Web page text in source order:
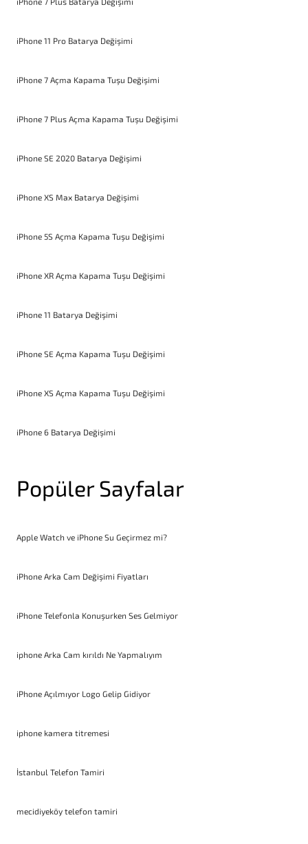
iPhone 11 Pro Batarya Değişimi
iPhone 7 Açma Kapama Tuşu Değişimi
iPhone 7 Plus Açma Kapama Tuşu Değişimi
iPhone SE 2020 Batarya Değişimi
iPhone XS Max Batarya Değişimi
iPhone 5S Açma Kapama Tuşu Değişimi
iPhone XR Açma Kapama Tuşu Değişimi
iPhone 11 Batarya Değişimi
iPhone SE Açma Kapama Tuşu Değişimi
iPhone XS Açma Kapama Tuşu Değişimi
iPhone 6 Batarya Değişimi
Popüler Sayfalar
Apple Watch ve iPhone Su Geçirmez mi?
iPhone Arka Cam Değişimi Fiyatları
iPhone Telefonla Konuşurken Ses Gelmiyor
iphone Arka Cam kırıldı Ne Yapmalıyım
iPhone Açılmıyor Logo Gelip Gidiyor
iphone kamera titremesi
İstanbul Telefon Tamiri
mecidiyeköy telefon tamiri